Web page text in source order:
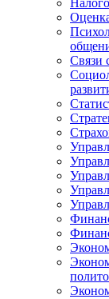
Связи